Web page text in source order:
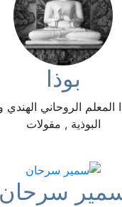
بوذا
المعلم الروحاني
البوذية , مقولات
سرحان